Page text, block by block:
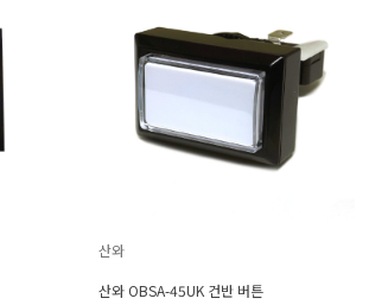
산와
산와 OBSA-45UK 건반 버튼